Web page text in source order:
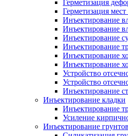
Герметизация
Герметизация
Инъектирование
Инъектирование
Инъектирование
Инъектирование
Инъектирование
Инъектирование
Устройство
Устройство
Инъектирование
Инъектирование кладки
Инъектирование
Усиление
Инъектирование грунтов